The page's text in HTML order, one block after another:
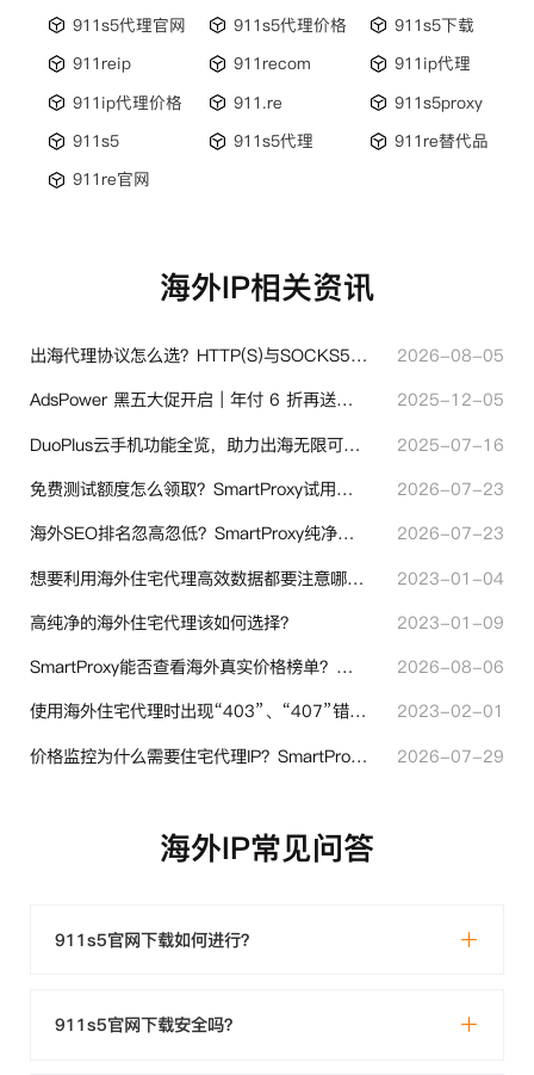
911s5代理官网
911s5代理价格
911s5下载
911reip
911recom
911ip代理
911ip代理价格
911.re
911s5proxy
911s5
911s5代理
911re替代品
911re官网
海外IP相关资讯
出海代理协议怎么选？HTTP(S)与SOCKS5核心差异与选型技巧
2026-08-05
AdsPower 黑五大促开启｜年付 6 折再送半年＋豪礼抽奖
2025-12-05
DuoPlus云手机功能全览，助力出海无限可能！
2025-07-16
免费测试额度怎么领取？SmartProxy试用产品完整体验指引
2026-07-23
海外SEO排名忽高忽低？SmartProxy纯净住宅IP助力站点权重稳定
2026-07-23
想要利用海外住宅代理高效数据都要注意哪些地方？
2023-01-04
高纯净的海外住宅代理该如何选择？
2023-01-09
SmartProxy能否查看海外真实价格榜单？跨境选品代理IP实用解读
2026-08-06
使用海外住宅代理时出现“403”、“407”错误代码时代表什么？
2023-02-01
价格监控为什么需要住宅代理IP？SmartProxy助力跨境商家实现全球竞品数据采集
2026-07-29
海外IP常见问答
911s5官网下载如何进行？
911s5官网下载安全吗？